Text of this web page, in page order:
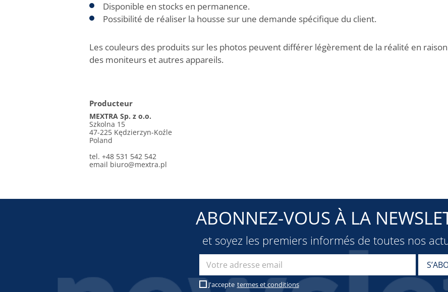
Disponible en stocks en permanence.
Possibilité de réaliser la housse sur une demande spécifique du client.
Les couleurs des produits sur les photos peuvent différer légèrement de la réalité en
des moniteurs et autres appareils.
Producteur
MEXTRA Sp. z o.o.
Szkolna 15
47-225 Kędzierzyn-Koźle
Poland
tel. +48 531 542 542
email biuro@mextra.pl
ABONNEZ-VOUS À LA
et soyez les premiers informés de toutes nos
J'accepte termes et conditions